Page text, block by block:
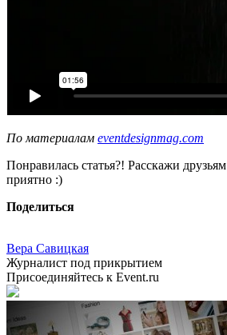
По материалам eventdesignmag.com
Понравилась статья?! Расскажи
приятно :)
Поделиться
Вера Савицкая
Журналист под прикрытием
Присоединяйтесь к Event.ru